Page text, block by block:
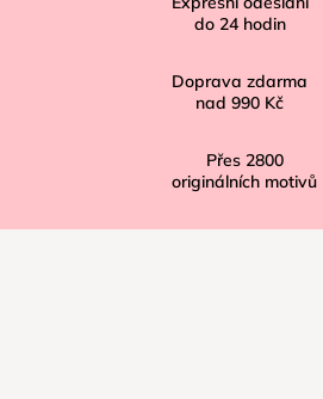
do 24 hodin
Doprava zdarma
nad 990 Kč
Přes 2800
originálních motivů